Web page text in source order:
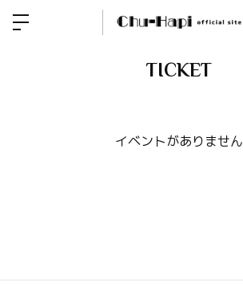
TICKET
イベントがありません